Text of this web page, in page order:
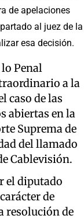
de apelaciones
al juez de la
esa decisión.
lo Penal
a la
caso de las
abiertas en la
Suprema de
del llamado
Cablevisión.
el diputado
de
resolución de